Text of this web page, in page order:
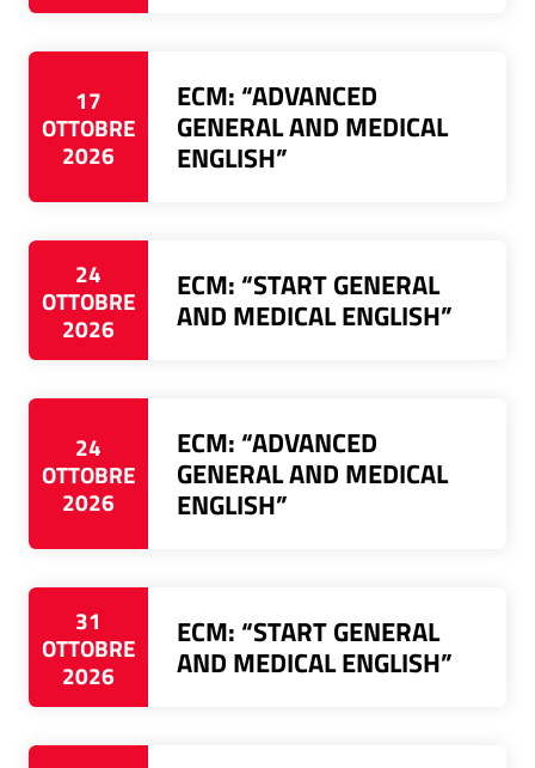
17
OTTOBRE
2026
ECM: “ADVANCED
GENERAL AND MEDICAL
ENGLISH”
24
OTTOBRE
2026
ECM: “START GENERAL
AND MEDICAL ENGLISH”
24
OTTOBRE
2026
ECM: “ADVANCED
GENERAL AND MEDICAL
ENGLISH”
31
OTTOBRE
2026
ECM: “START GENERAL
AND MEDICAL ENGLISH”